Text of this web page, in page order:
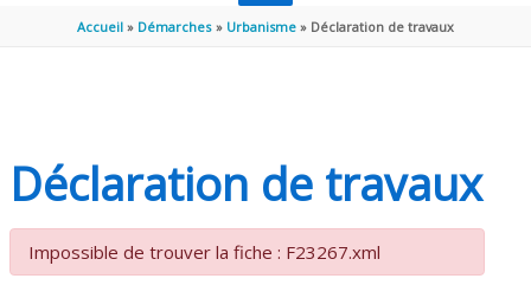
PRINCIPAL
Accueil Démarches Urbanisme Déclaration de travaux
Déclaration de travaux
Impossible de trouver la fiche : F23267.xml